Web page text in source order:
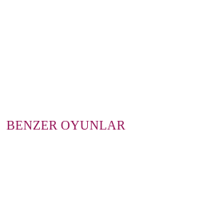
BENZER OYUNLAR